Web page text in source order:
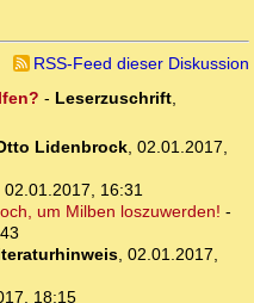
RSS-Feed dieser Diskussion
- Leserzuschrift,
Lidenbrock, 02.01.2017,
02.01.2017, 16:31
um Milben loszuwerden! -
, 02.01.2017,
18:15